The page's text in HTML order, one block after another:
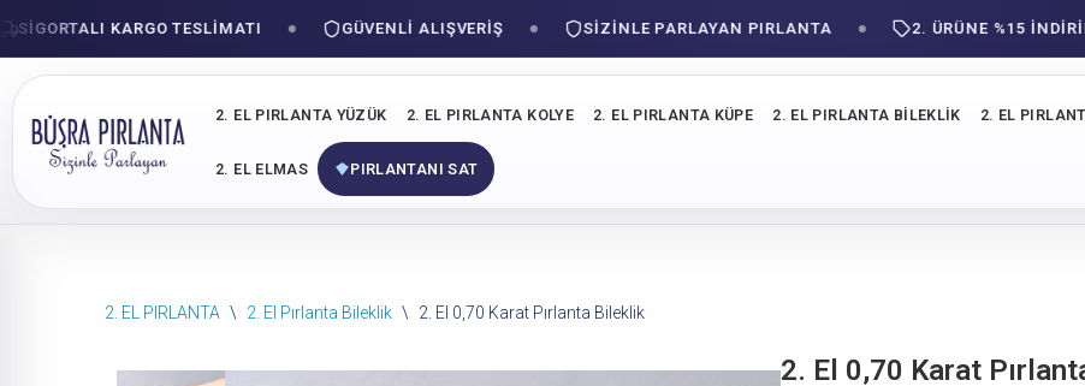
KARGO TESLIMATI GÜVENLI ALIŞVERIŞ SIZINLE PARLAYAN PIRLANTA 2. ÜRÜNE %15 İNDİRİM!
2. EL PIRLANTA YÜZÜK 2. EL PIRLANTA KOLYE 2. EL PIRLANTA KÜPE 2. EL PIRLANTA BILEKLIK 2. EL
2. EL ELMAS PIRLANTANI SAT
2. EL PIRLANTA \ 2. El Pırlanta Bileklik \ 2. El 0,70 Karat Pırlanta Bileklik
2. El 0,70 Karat